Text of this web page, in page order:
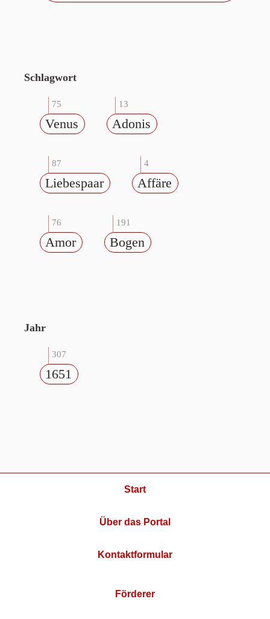
Schlagwort
75
Venus
13
Adonis
87
Liebespaar
4
Affäre
76
Amor
191
Bogen
Jahr
307
1651
Start
Über das Portal
Kontaktformular
Förderer